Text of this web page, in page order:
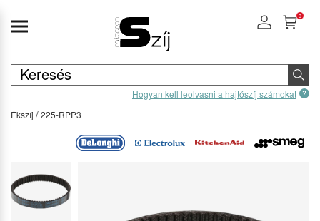
Hogyan kell leolvasni a hajtószíj számokat
0
Ékszíj 225-RPP3